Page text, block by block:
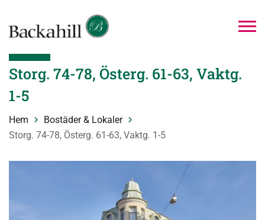
Storg. 74-78, Österg. 61-63, Vaktg.
1-5
Hem
Bostäder & Lokaler
Storg. 74-78, Österg. 61-63, Vaktg. 1-5